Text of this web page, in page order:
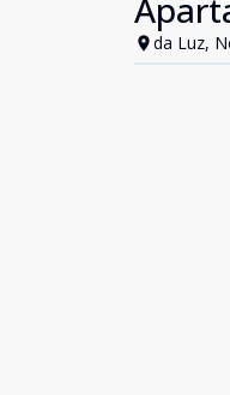
da Luz,